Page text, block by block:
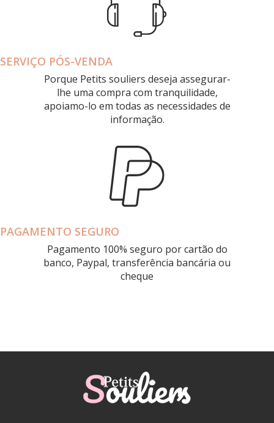
SERVIÇO PÓS-VENDA
Porque Petits souliers deseja assegurar-
lhe uma compra com tranquilidade,
apoiamo-lo em todas as necessidades de
informação.
PAGAMENTO SEGURO
Pagamento 100% seguro por cartão do
banco, Paypal, transferência bancária ou
cheque